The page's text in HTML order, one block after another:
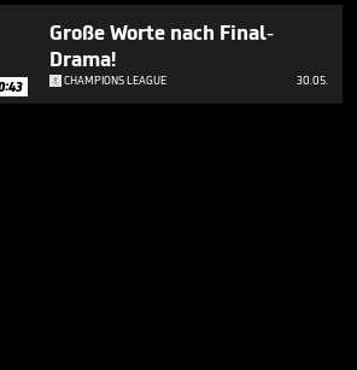
Große Worte nach Final-
Drama!
CHAMPIONS LEAGUE 30.05.